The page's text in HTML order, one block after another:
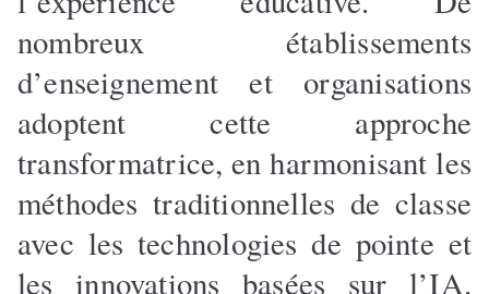
nombreux établissements
d’enseignement et organisations
adoptent cette approche
transformatrice, en harmonisant les
méthodes traditionnelles de classe
avec les technologies de pointe et
les innovations basées sur l’IA.